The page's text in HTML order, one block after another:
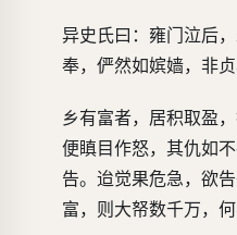
异史氏曰：雍门泣后
奉，俨然如嫔嫱，非
乡有富者，居积取盈
便瞋目作怒，其仇如
告。迨觉果危急，欲
富，则大帑数千万，